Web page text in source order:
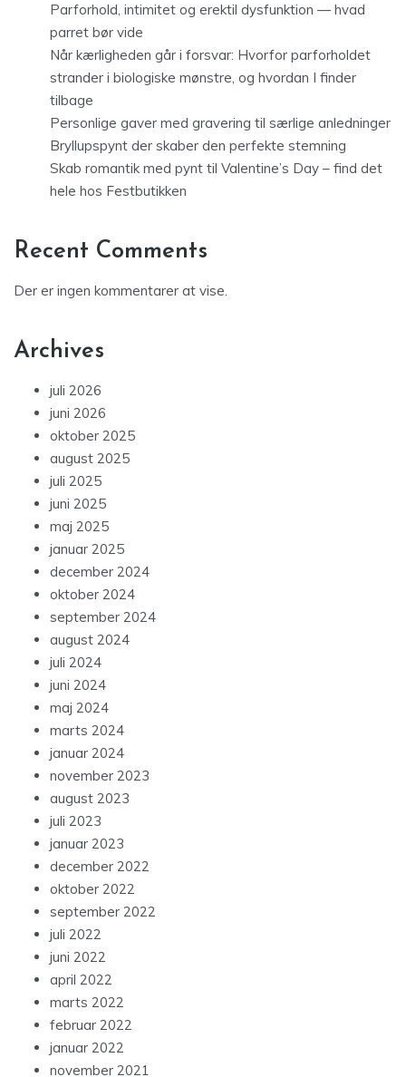
Parforhold, intimitet og erektil dysfunktion — hvad
parret bør vide
Når kærligheden går i forsvar: Hvorfor parforholdet
strander i biologiske mønstre, og hvordan I finder
tilbage
Personlige gaver med gravering til særlige anledninger
Bryllupspynt der skaber den perfekte stemning
Skab romantik med pynt til Valentine’s Day – find det
hele hos Festbutikken
Recent Comments
Der er ingen kommentarer at vise.
Archives
juli 2026
juni 2026
oktober 2025
august 2025
juli 2025
juni 2025
maj 2025
januar 2025
december 2024
oktober 2024
september 2024
august 2024
juli 2024
juni 2024
maj 2024
marts 2024
januar 2024
november 2023
august 2023
juli 2023
januar 2023
december 2022
oktober 2022
september 2022
juli 2022
juni 2022
april 2022
marts 2022
februar 2022
januar 2022
november 2021